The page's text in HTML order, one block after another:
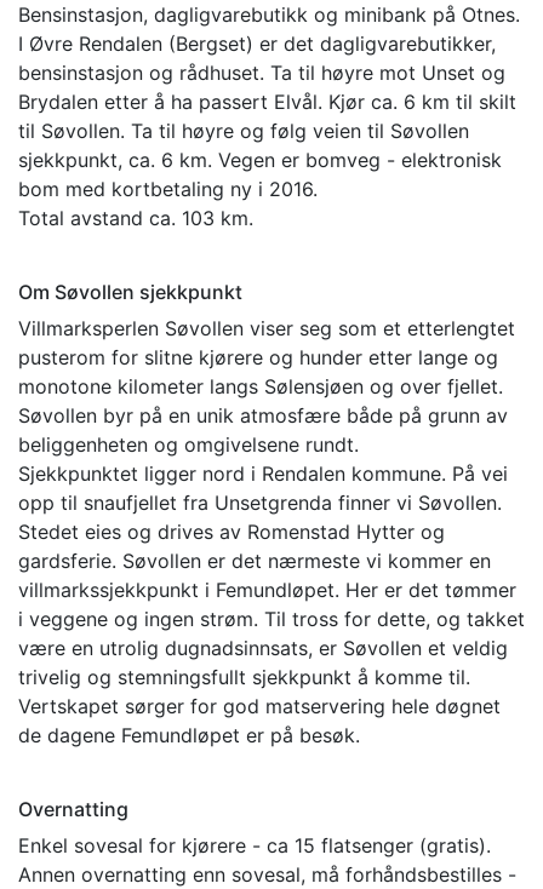
Bensinstasjon, dagligvarebutikk og minibank på Otnes.
I Øvre Rendalen (Bergset) er det dagligvarebutikker,
bensinstasjon og rådhuset. Ta til høyre mot Unset og
Brydalen etter å ha passert Elvål. Kjør ca. 6 km til skilt
til Søvollen. Ta til høyre og følg veien til Søvollen
sjekkpunkt, ca. 6 km. Vegen er bomveg - elektronisk
bom med kortbetaling ny i 2016.
Total avstand ca. 103 km.
Om Søvollen sjekkpunkt
Villmarksperlen Søvollen viser seg som et etterlengtet
pusterom for slitne kjørere og hunder etter lange og
monotone kilometer langs Sølensjøen og over fjellet.
Søvollen byr på en unik atmosfære både på grunn av
beliggenheten og omgivelsene rundt.
Sjekkpunktet ligger nord i Rendalen kommune. På vei
opp til snaufjellet fra Unsetgrenda finner vi Søvollen.
Stedet eies og drives av Romenstad Hytter og
gardsferie. Søvollen er det nærmeste vi kommer en
villmarkssjekkpunkt i Femundløpet. Her er det tømmer
i veggene og ingen strøm. Til tross for dette, og takket
være en utrolig dugnadsinnsats, er Søvollen et veldig
trivelig og stemningsfullt sjekkpunkt å komme til.
Vertskapet sørger for god matservering hele døgnet
de dagene Femundløpet er på besøk.
Overnatting
Enkel sovesal for kjørere - ca 15 flatsenger (gratis).
Annen overnatting enn sovesal, må forhåndsbestilles -